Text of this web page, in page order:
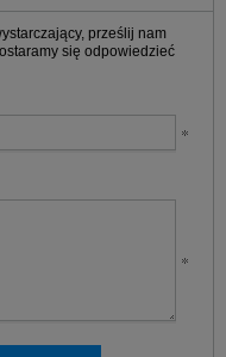
prześlij nam
się odpowiedzieć